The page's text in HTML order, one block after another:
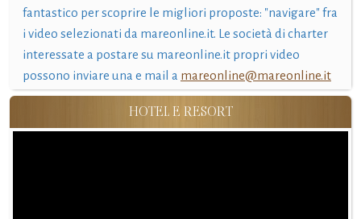
fantastico per scoprire le migliori proposte: "navigare" fra
i video selezionati da mareonline.it. Le società di charter
interessate a postare su mareonline.it propri video
possono inviare una e mail a mareonline@mareonline.it
HOTEL E RESORT